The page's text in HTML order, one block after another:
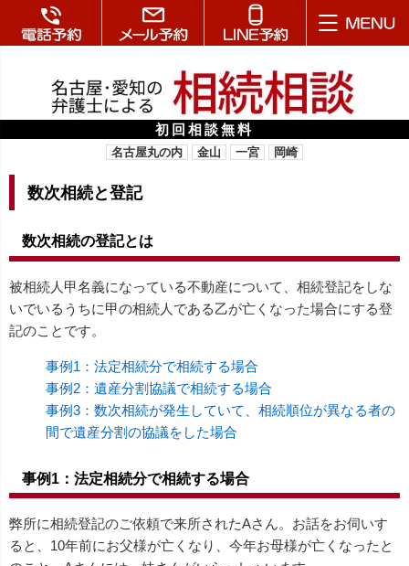
初回相談無料
名古屋丸の内 金山 一宮 岡崎
数次相続と登記
数次相続の登記とは
被相続人甲名義になっている不動産について、相続登記をしな
いでいるうちに甲の相続人である乙が亡くなった場合にする登
記のことです。
事例1：法定相続分で相続する場合
事例2：遺産分割協議で相続する場合
事例3：数次相続が発生していて、相続順位が異なる者の
間で遺産分割の協議をした場合
事例1：法定相続分で相続する場合
弊所に相続登記のご依頼で来所されたAさん。お話をお伺いす
ると、10年前にお父様が亡くなり、今年お母様が亡くなったと